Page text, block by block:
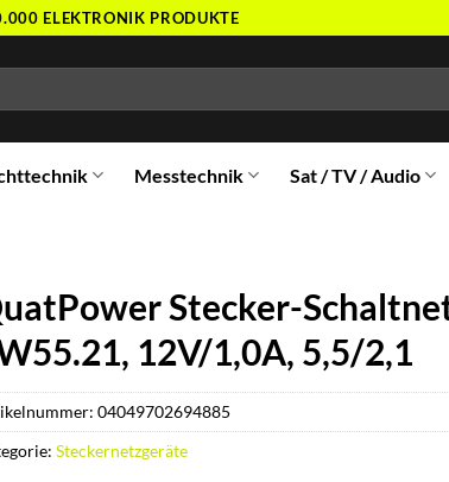
ELEKTRONIK PRODUKTE
Messtechnik Sat / TV / Audio
Stecker-
12V/1,0A, 5,5/2,1
04049702694885
Steckernetzgeräte